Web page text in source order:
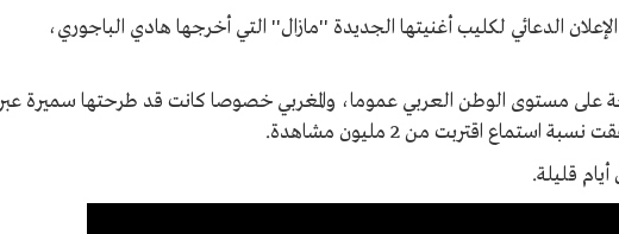
الدعائي لكليب أغنيتها الجديدة ''مازال'' التي أخرجها هادي الباجوري،
على مستوى الوطن العربي عموما، والمغربي خصوصا كانت قد طرحتها سميرة عبر
اقتربت من 2 مليون مشاهدة.
قليلة.